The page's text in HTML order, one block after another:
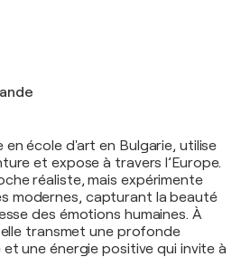
en école d'art en Bulgarie, utilise
et expose à travers l’Europe.
réaliste, mais expérimente
modernes, capturant la beauté
des émotions humaines. À
transmet une profonde
une énergie positive qui invite à